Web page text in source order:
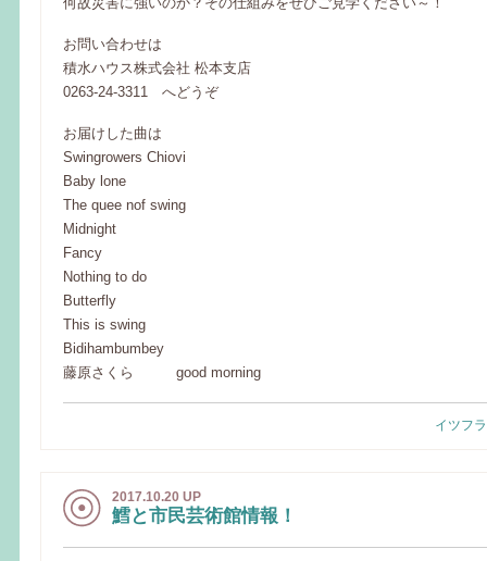
お問い合わせは
積水ハウス株式会社 松本支店
0263-24-3311 へどうぞ
お届けした曲は
Swingrowers Chiovi
Baby lone
The quee nof swing
Midnight
Fancy
Nothing to do
Butterfly
This is swing
Bidihambumbey
藤原さくら good morning
イツフ
2017.10.20 UP
鱈と市民芸術館情報！